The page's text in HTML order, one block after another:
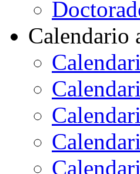
Calendario